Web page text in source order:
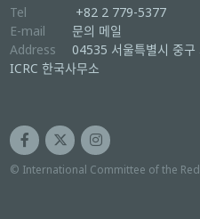
Tel
+82 2 779-5377
E-mail
문의 메일
Address
04535 서울특별시 중구
ICRC 한국사무소
© International Committee of the